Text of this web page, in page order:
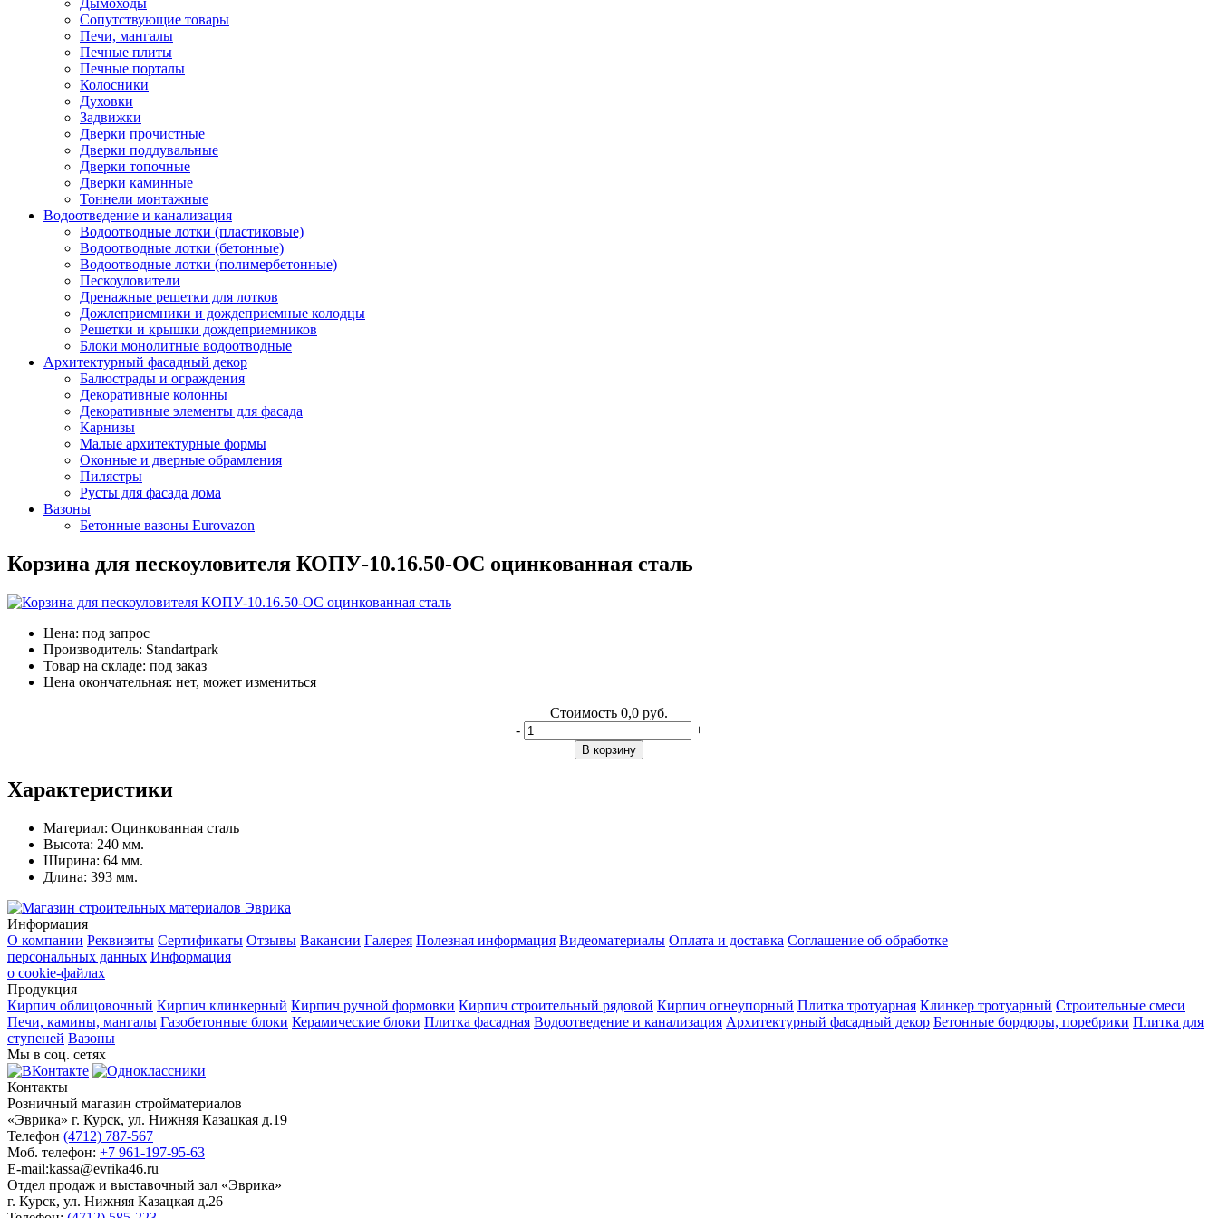
Дымоходы
Сопутствующие товары
Печи, мангалы
Печные плиты
Печные порталы
Колосники
Духовки
Задвижки
Дверки прочистные
Дверки поддувальные
Дверки топочные
Дверки каминные
Тоннели монтажные
Водоотведение и канализация
Водоотводные лотки (пластиковые)
Водоотводные лотки (бетонные)
Водоотводные лотки (полимербетонные)
Пескоуловители
Дренажные решетки для лотков
Дожлеприемники и дождеприемные колодцы
Решетки и крышки дождеприемников
Блоки монолитные водоотводные
Архитектурный фасадный декор
Балюстрады и ограждения
Декоративные колонны
Декоративные элементы для фасада
Карнизы
Малые архитектурные формы
Оконные и дверные обрамления
Пилястры
Русты для фасада дома
Вазоны
Бетонные вазоны Eurovazon
Корзина для пескоуловителя КОПУ-10.16.50-ОС оцинкованная сталь
Цена: под запрос
Производитель: Standartpark
Товар на складе: под заказ
Цена окончательная: нет, может измениться
Стоимость 0,0 руб.
-
+
В корзину
Характеристики
Материал: Оцинкованная сталь
Высота: 240 мм.
Ширина: 64 мм.
Длина: 393 мм.
Информация
О компании Реквизиты Сертификаты Отзывы Вакансии Галерея Полезная информация Видеоматериалы Оплата и доставка Соглашение об обработке
персональных данных Информация
о cookie-файлах
Продукция
Кирпич облицовочный Кирпич клинкерный Кирпич ручной формовки Кирпич строительный рядовой Кирпич огнеупорный Плитка тротуарная Клинкер тротуарный Строительные смеси
Печи, камины, мангалы Газобетонные блоки Керамические блоки Плитка фасадная Водоотведение и канализация Архитектурный фасадный декор Бетонные бордюры, поребрики Плитка для
ступеней Вазоны
Мы в соц. сетях
Контакты
Розничный магазин стройматериалов
«Эврика» г. Курск, ул. Нижняя Казацкая д.19
Телефон (4712) 787-567
Моб. телефон: +7 961-197-95-63
E-mail:kassa@evrika46.ru
Отдел продаж и выставочный зал «Эврика»
г. Курск, ул. Нижняя Казацкая д.26